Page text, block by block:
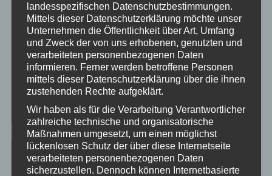
Neueste Beiträge
Frankreich 2022
Clever gelöst…DER PINÖPEL
Darf ich vorstellen…unsere Neue
Can Am und der Cyberangriff…
Dies & Das
landesspezifischen Datenschutzbestimmungen.
Mittels dieser Datenschutzerklärung möchte unser
Unternehmen die Öffentlichkeit über Art, Umfang
und Zweck der von uns erhobenen, genutzten und
verarbeiteten personenbezogenen Daten
informieren. Ferner werden betroffene Personen
mittels dieser Datenschutzerklärung über die ihnen
zustehenden Rechte aufgeklärt.
Wir haben als für die Verarbeitung Verantwortlicher
zahlreiche technische und organisatorische
Maßnahmen umgesetzt, um einen möglichst
lückenlosen Schutz der über diese Internetseite
verarbeiteten personenbezogenen Daten
sicherzustellen. Dennoch können Internetbasierte